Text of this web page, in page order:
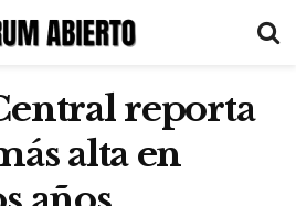
reporta
alta en